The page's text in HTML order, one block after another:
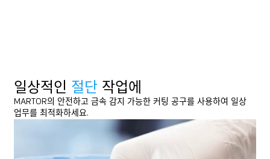
일상적인 절단작업에
MARTOR의 안전하고 금속 감지 가능한 커팅 공구를 사용하여 일상
업무를 최적화하세요.